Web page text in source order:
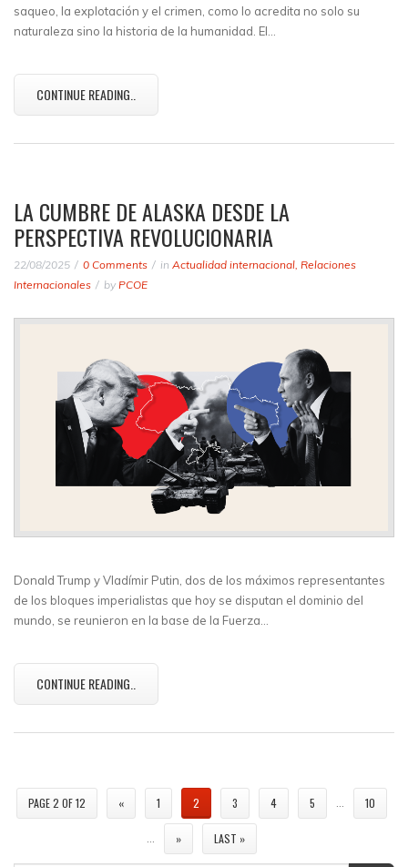
saqueo, la explotación y el crimen, como lo acredita no solo su
naturaleza sino la historia de la humanidad. El…
CONTINUE READING..
LA CUMBRE DE ALASKA DESDE LA
PERSPECTIVA REVOLUCIONARIA
22/08/2025 0 Comments in Actualidad internacional, Relaciones
Internacionales
by PCOE
Donald Trump y Vladímir Putin, dos de los máximos representantes
de los bloques imperialistas que hoy se disputan el dominio del
mundo, se reunieron en la base de la Fuerza…
CONTINUE READING..
PAGE 2 OF 12 « 1 2 3 4 5 10
» LAST »